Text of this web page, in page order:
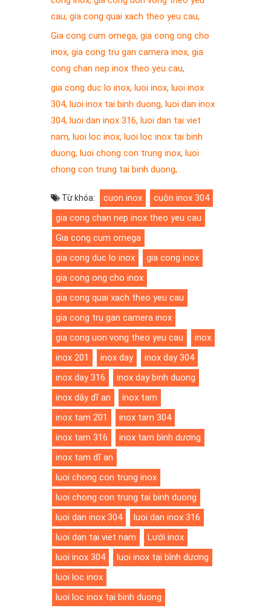
cau, gia cong quai xach theo yeu cau,
Gia cong cum omega, gia cong ong cho
inox, gia cong tru gan camera inox, gia
cong chan nep inox theo yeu cau,
gia cong duc lo inox, luoi inox, luoi inox
304, luoi inox tai binh duong, luoi dan inox
304, luoi dan inox 316, luoi dan tại viet
nam, luoi loc inox, luoi loc inox tại binh
duong, luoi chong con trung inox, luoi
chong con trung tai binh duong,
Từ khóa: cuon inox
cuộn inox 304
gia cong chan nep inox theo yeu cau
Gia cong cum omega
gia cong duc lo inox
gia cong inox
gia cong ong cho inox
gia cong quai xach theo yeu cau
gia cong tru gan camera inox
gia cong uon vong theo yeu cau
inox
inox 201
inox day
inox day 304
inox day 316
inox day binh duong
inox dây dĩ an
inox tam
inox tam 201
inox tam 304
inox tam 316
inox tam bình dương
inox tam dĩ an
luoi chong con trung inox
luoi chong con trung tai binh duong
luoi dan inox 304
luoi dan inox 316
luoi dan tại viet nam
Lưới inox
luoi inox 304
luoi inox tại bình dương
luoi loc inox
luoi loc inox tại binh duong